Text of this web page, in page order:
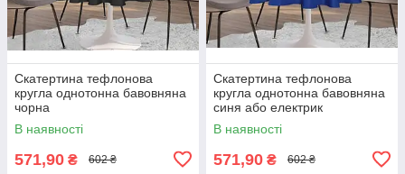
Скатертина тефлонова
кругла однотонна бавовняна
чорна
В наявності
571,90 ₴ 602 ₴
Скатертина тефлонова
кругла однотонна бавовняна
синя або електрик
В наявності
571,90 ₴ 602 ₴